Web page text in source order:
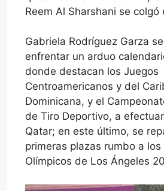
Reem Al Sharshani se colgó
Gabriela Rodríguez Garza
enfrentar un arduo
donde destacan los Juegos
Centroamericanos y del
Dominicana, y el
de Tiro Deportivo, a
Qatar; en este último, se
primeras plazas rumbo a los
Olímpicos de Los Ángeles